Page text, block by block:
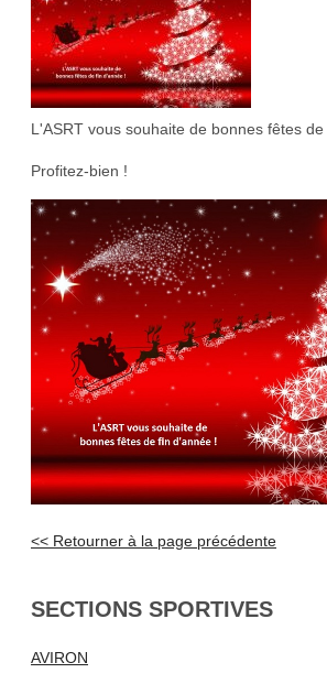
L'ASRT vous souhaite de bonnes fêtes
Profitez-bien !
<< Retourner à la page précédente
SECTIONS SPORTIVES
AVIRON